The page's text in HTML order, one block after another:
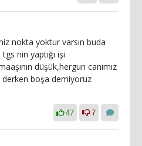
nokta yoktur varsın buda
nin yaptığı işi
düşük,hergun canımız
derken boşa demiyoruz
47 7